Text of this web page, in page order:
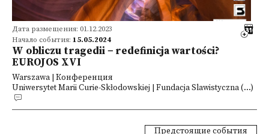
Дата размещения: 01.12.2023
Начало события: 15.05.2024
W obliczu tragedii − redefinicja wartości?
EUROJOS XVI
Warszawa | Конференция
Uniwersytet Marii Curie-Skłodowskiej | Fundacja Slawistyczna (...)
Предстоящие события